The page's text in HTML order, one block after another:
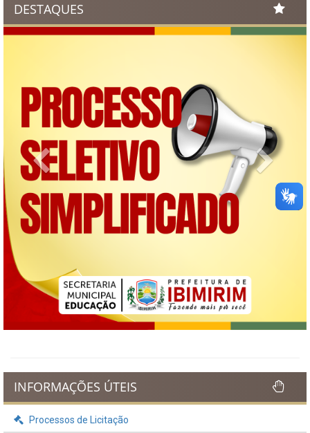
DESTAQUES
Previous Next
INFORMAÇÕES ÚTEIS
Processos de Licitação